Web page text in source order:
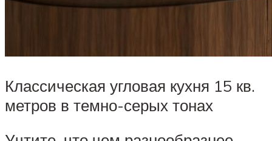
Классическая угловая кухня 15 кв.
метров в темно-серых тонах